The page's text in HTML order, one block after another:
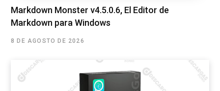
Markdown Monster v4.5.0.6, El Editor de
Markdown para Windows
8 DE AGOSTO DE 2026